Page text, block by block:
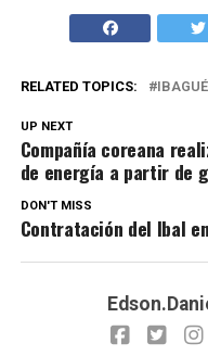
RELATED TOPICS: IBAGUÉ
UP NEXT
Compañía coreana
de energía a partir de
DON'T MISS
Contratación del Ibal